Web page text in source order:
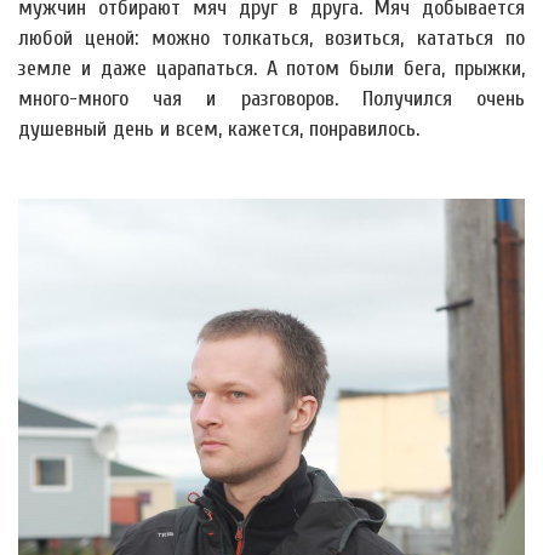
мужчин отбирают мяч друг в друга. Мяч добывается
любой ценой: можно толкаться, возиться, кататься по
земле и даже царапаться. А потом были бега, прыжки,
много-много чая и разговоров. Получился очень
душевный день и всем, кажется, понравилось.